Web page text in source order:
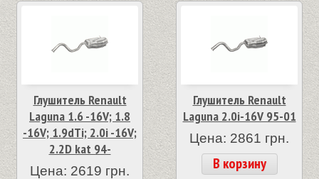
Глушитель Renault
Laguna 1.6 -16V; 1.8
-16V; 1.9dTi; 2.0i -16V;
2.2D kat 94-
Цена: 2619 грн.
Глушитель Renault
Laguna 2.0i-16V 95-01
Цена: 2861 грн.
В корзину